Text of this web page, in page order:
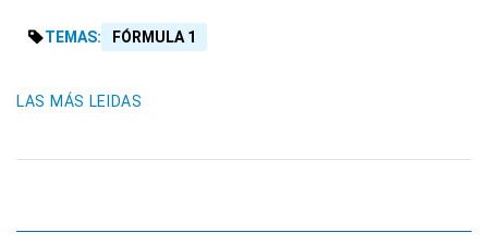
TEMAS: FÓRMULA 1
LAS MÁS LEIDAS